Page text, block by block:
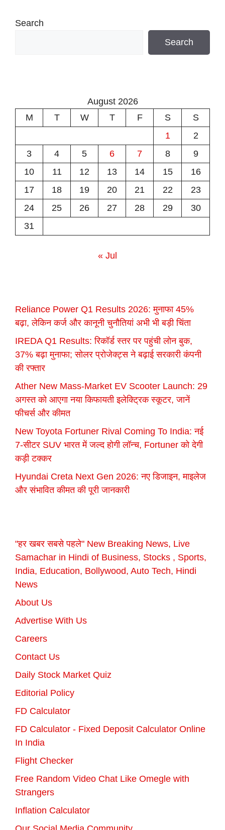
Search
Search
August 2026
M
T W T F S
S
1
2
3
4 5 6 7 8
9
10
11 12 13 14 15
16
17
18 19 20 21 22
23
24
25 26 27 28 29
30
31
« Jul
Reliance Power Q1 Results 2026: मुनाफा 45%
बढ़ा, लेकिन कर्ज और कानूनी चुनौतियां अभी भी बड़ी चिंता
IREDA Q1 Results: रिकॉर्ड स्तर पर पहुंची लोन बुक,
37% बढ़ा मुनाफा; सोलर प्रोजेक्ट्स ने बढ़ाई सरकारी कंपनी
की रफ्तार
Ather New Mass-Market EV Scooter Launch: 29
अगस्त को आएगा नया किफायती इलेक्ट्रिक स्कूटर, जानें
फीचर्स और कीमत
New Toyota Fortuner Rival Coming To India: नई
7-सीटर SUV भारत में जल्द होगी लॉन्च, Fortuner को देगी
कड़ी टक्कर
Hyundai Creta Next Gen 2026: नए डिजाइन, माइलेज
और संभावित कीमत की पूरी जानकारी
"हर खबर सबसे पहले" New Breaking News, Live
Samachar in Hindi of Business, Stocks , Sports,
India, Education, Bollywood, Auto Tech, Hindi
News
About Us
Advertise With Us
Careers
Contact Us
Daily Stock Market Quiz
Editorial Policy
FD Calculator
FD Calculator - Fixed Deposit Calculator Online
In India
Flight Checker
Free Random Video Chat Like Omegle with
Strangers
Inflation Calculator